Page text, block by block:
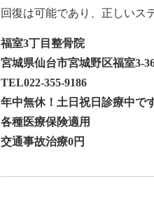
回復は可能であり、正しいス
福室3丁目整骨院
宮城県仙台市宮城野区福室3-
TEL022-355-9186
年中無休！土日祝日診療中で
各種医療保険適用
交通事故治療0円